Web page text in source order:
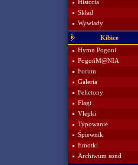
Historia
Skład
Wywiady
Kibice
Hymn Pogoni
PogońM@NIA
Forum
Galeria
Felietony
Flagi
Vlepki
Typowanie
Śpiewnik
Emotki
Archiwum sond